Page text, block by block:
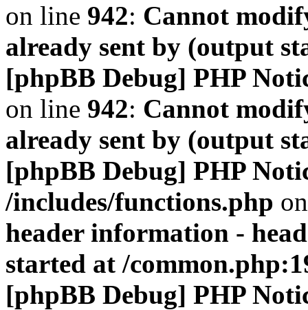
on line 942: Cannot
already sent by (output
[phpBB Debug] PHP
on line 942: Cannot
already sent by (output
[phpBB Debug] PHP
/includes/functions.php
header information -
started at /
[phpBB Debug] PHP